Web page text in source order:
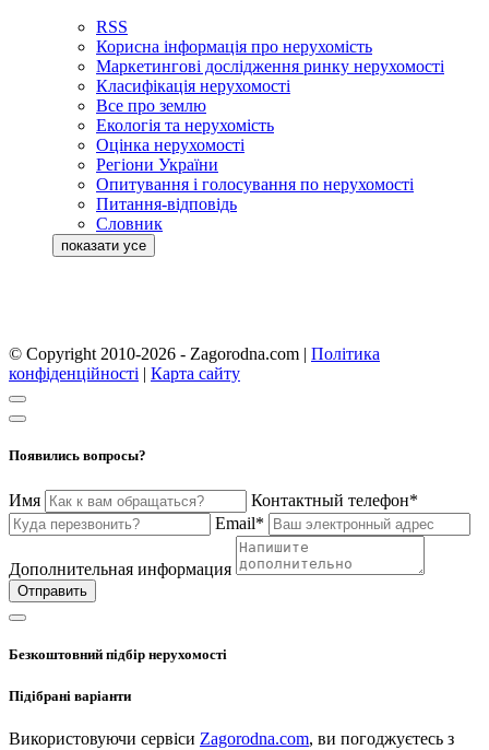
RSS
Корисна інформація про нерухомість
Маркетингові дослідження ринку нерухомості
Класифікація нерухомості
Все про землю
Екологія та нерухомість
Оцінка нерухомості
Регіони України
Опитування і голосування по нерухомості
Питання-відповідь
Словник
© Copyright 2010-2026 - Zagorodna.com | Політика
конфіденційності | Карта сайту
Появились вопросы?
Имя
Контактный телефон*
Email*
Дополнительная информация
Отправить
Безкоштовний підбір нерухомості
Підібрані варіанти
Використовуючи сервіси Zagorodna.com, ви погоджуєтесь з